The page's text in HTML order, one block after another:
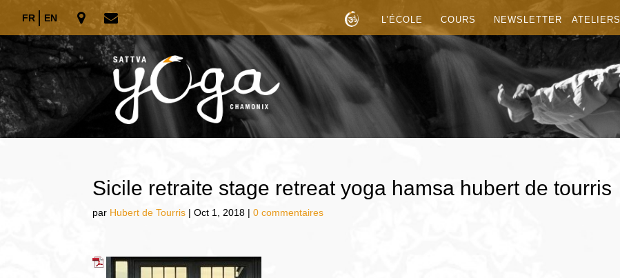
FR EN L’ÉCOLE COURS NEWSLETTER ATELIERS
Sicile retraite stage retreat yoga hamsa hubert de tourris
par Hubert de Tourris |Oct 1, 2018 |0 commentaires